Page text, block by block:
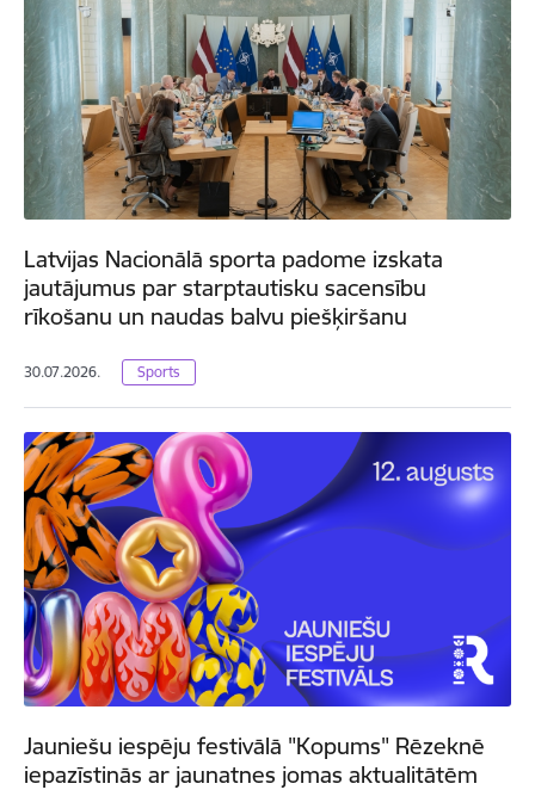
Latvijas Nacionālā sporta padome izskata
jautājumus par starptautisku sacensību
rīkošanu un naudas balvu piešķiršanu
30.07.2026. Sports
Jauniešu iespēju festivālā "Kopums" Rēzeknē
iepazīstinās ar jaunatnes jomas aktualitātēm